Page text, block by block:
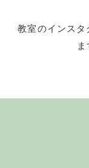
教室のインス